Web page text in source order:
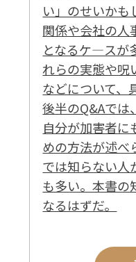
い」のせいかも
関係や会社の人
となるケ―スが
れらの実態や呪
などについて、
後半のQ&Aでは
自分が加害者に
めの方法が述べ
では知らない人
も多い。本書の
なるはずだ。